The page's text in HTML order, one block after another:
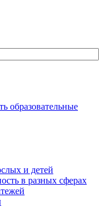
образовательные
и детей
в разных сферах